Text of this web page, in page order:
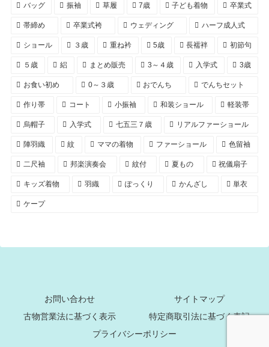
バッグ 振袖 草履 7歳 子ども着物 卒業式
帯締め 卒業式袴 ウェディング ハーフ成人式
ショール ３歳 重ね衿 5歳 長襦袢 初節句
５歳 絽 まとめ販売 3～４歳 入学式 3歳
お食い初め 0～３歳 おでんち でんちセット
作り帯 コート 小振袖 和装ショール 軽装帯
烏帽子 入学式 七五三７歳 リアルファーショール
陣羽織 紋 ママの着物 ファーショール 色留袖
二尺袖 邦楽演奏会 紋付 夏もの 祝儀扇子
キッズ着物 羽織 ぽっくり かんざし 単衣
ケープ
お問い合わせ
サイトマップ
古物営業法に基づく表示
特定商取引法に基づく表記
プライバシーポリシー